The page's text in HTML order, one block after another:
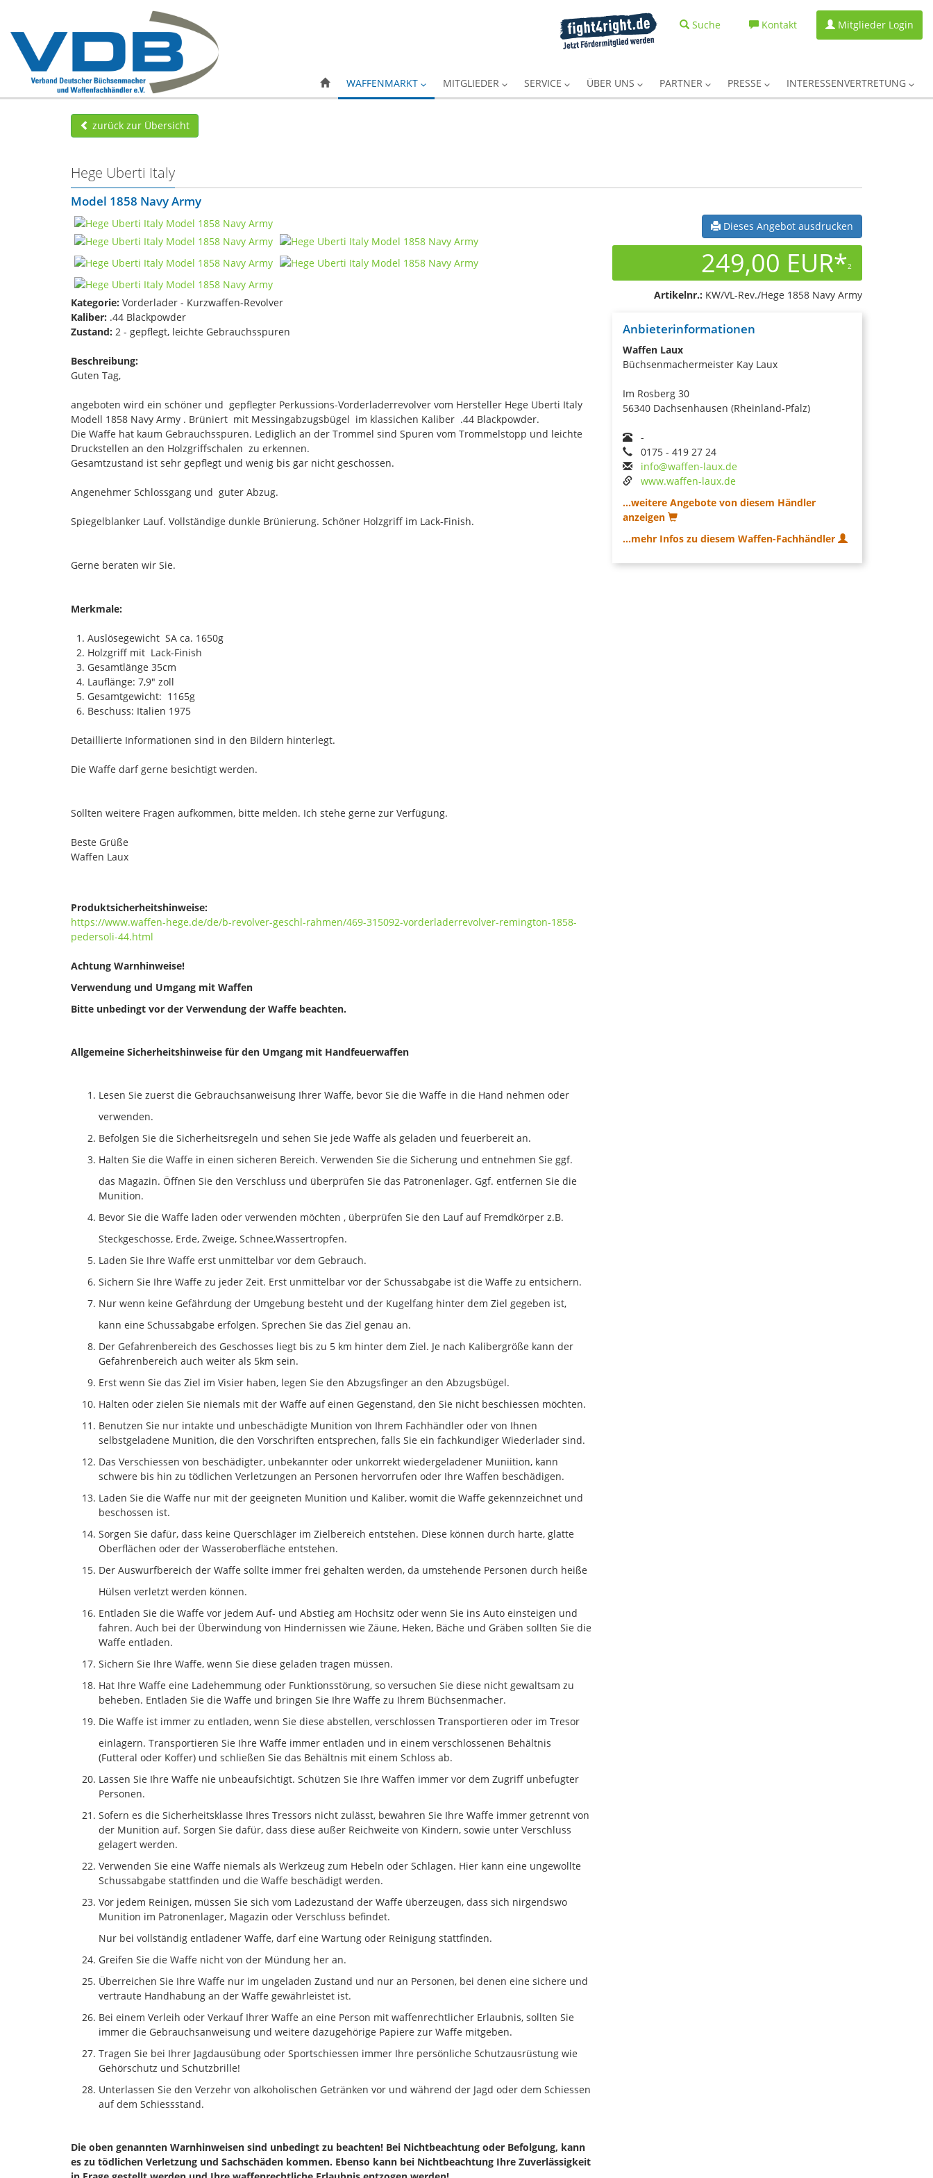
Suche Kontakt Mitglieder Login
WAFFENMARKT MITGLIEDER SERVICE ÜBER UNS PARTNER PRESSE INTERESSENVERTRETUNG
zurück zur Übersicht
Hege Uberti Italy
Model 1858 Navy Army
Kategorie: Vorderlader - Kurzwaffen-Revolver
Kaliber: .44 Blackpowder
Zustand: 2 - gepflegt, leichte Gebrauchsspuren
Beschreibung:
Guten Tag,
angeboten wird ein schöner und gepflegter Perkussions-Vorderladerrevolver vom Hersteller Hege Uberti Italy
Modell 1858 Navy Army . Brüniert mit Messingabzugsbügel im klassichen Kaliber .44 Blackpowder.
Die Waffe hat kaum Gebrauchsspuren. Lediglich an der Trommel sind Spuren vom Trommelstopp und leichte
Druckstellen an den Holzgriffschalen zu erkennen.
Gesamtzustand ist sehr gepflegt und wenig bis gar nicht geschossen.
Angenehmer Schlossgang und guter Abzug.
Spiegelblanker Lauf. Vollständige dunkle Brünierung. Schöner Holzgriff im Lack-Finish.
Gerne beraten wir Sie.
Merkmale:
1. Auslösegewicht SA ca. 1650g
2. Holzgriff mit Lack-Finish
3. Gesamtlänge 35cm
4. Lauflänge: 7,9" zoll
5. Gesamtgewicht: 1165g
6. Beschuss: Italien 1975
Detaillierte Informationen sind in den Bildern hinterlegt.
Die Waffe darf gerne besichtigt werden.
Sollten weitere Fragen aufkommen, bitte melden. Ich stehe gerne zur Verfügung.
Beste Grüße
Waffen Laux
Produktsicherheitshinweise:
https://www.waffen-hege.de/de/b-revolver-geschl-rahmen/469-315092-vorderladerrevolver-remington-1858-
pedersoli-44.html
Achtung Warnhinweise!
Verwendung und Umgang mit Waffen
Bitte unbedingt vor der Verwendung der Waffe beachten.
Allgemeine Sicherheitshinweise für den Umgang mit Handfeuerwaffen
Lesen Sie zuerst die Gebrauchsanweisung Ihrer Waffe, bevor Sie die Waffe in die Hand nehmen oder
verwenden.
Befolgen Sie die Sicherheitsregeln und sehen Sie jede Waffe als geladen und feuerbereit an.
Halten Sie die Waffe in einen sicheren Bereich. Verwenden Sie die Sicherung und entnehmen Sie ggf.
das Magazin. Öffnen Sie den Verschluss und überprüfen Sie das Patronenlager. Ggf. entfernen Sie die
Munition.
Bevor Sie die Waffe laden oder verwenden möchten , überprüfen Sie den Lauf auf Fremdkörper z.B.
Steckgeschosse, Erde, Zweige, Schnee,Wassertropfen.
Laden Sie Ihre Waffe erst unmittelbar vor dem Gebrauch.
Sichern Sie Ihre Waffe zu jeder Zeit. Erst unmittelbar vor der Schussabgabe ist die Waffe zu entsichern.
Nur wenn keine Gefährdung der Umgebung besteht und der Kugelfang hinter dem Ziel gegeben ist,
kann eine Schussabgabe erfolgen. Sprechen Sie das Ziel genau an.
Der Gefahrenbereich des Geschosses liegt bis zu 5 km hinter dem Ziel. Je nach Kalibergröße kann der
Gefahrenbereich auch weiter als 5km sein.
Erst wenn Sie das Ziel im Visier haben, legen Sie den Abzugsfinger an den Abzugsbügel.
Halten oder zielen Sie niemals mit der Waffe auf einen Gegenstand, den Sie nicht beschiessen möchten.
Benutzen Sie nur intakte und unbeschädigte Munition von Ihrem Fachhändler oder von Ihnen
selbstgeladene Munition, die den Vorschriften entsprechen, falls Sie ein fachkundiger Wiederlader sind.
Das Verschiessen von beschädigter, unbekannter oder unkorrekt wiedergeladener Muniition, kann
schwere bis hin zu tödlichen Verletzungen an Personen hervorrufen oder Ihre Waffen beschädigen.
Laden Sie die Waffe nur mit der geeigneten Munition und Kaliber, womit die Waffe gekennzeichnet und
beschossen ist.
Sorgen Sie dafür, dass keine Querschläger im Zielbereich entstehen. Diese können durch harte, glatte
Oberflächen oder der Wasseroberfläche entstehen.
Der Auswurfbereich der Waffe sollte immer frei gehalten werden, da umstehende Personen durch heiße
Hülsen verletzt werden können.
Entladen Sie die Waffe vor jedem Auf- und Abstieg am Hochsitz oder wenn Sie ins Auto einsteigen und
fahren. Auch bei der Überwindung von Hindernissen wie Zäune, Heken, Bäche und Gräben sollten Sie die
Waffe entladen.
Sichern Sie Ihre Waffe, wenn Sie diese geladen tragen müssen.
Hat Ihre Waffe eine Ladehemmung oder Funktionsstörung, so versuchen Sie diese nicht gewaltsam zu
beheben. Entladen Sie die Waffe und bringen Sie Ihre Waffe zu Ihrem Büchsenmacher.
Die Waffe ist immer zu entladen, wenn Sie diese abstellen, verschlossen Transportieren oder im Tresor
einlagern. Transportieren Sie Ihre Waffe immer entladen und in einem verschlossenen Behältnis
(Futteral oder Koffer) und schließen Sie das Behältnis mit einem Schloss ab.
Lassen Sie Ihre Waffe nie unbeaufsichtigt. Schützen Sie Ihre Waffen immer vor dem Zugriff unbefugter
Personen.
Sofern es die Sicherheitsklasse Ihres Tressors nicht zulässt, bewahren Sie Ihre Waffe immer getrennt von
der Munition auf. Sorgen Sie dafür, dass diese außer Reichweite von Kindern, sowie unter Verschluss
gelagert werden.
Verwenden Sie eine Waffe niemals als Werkzeug zum Hebeln oder Schlagen. Hier kann eine ungewollte
Schussabgabe stattfinden und die Waffe beschädigt werden.
Vor jedem Reinigen, müssen Sie sich vom Ladezustand der Waffe überzeugen, dass sich nirgendswo
Munition im Patronenlager, Magazin oder Verschluss befindet.
Nur bei vollständig entladener Waffe, darf eine Wartung oder Reinigung stattfinden.
Greifen Sie die Waffe nicht von der Mündung her an.
Überreichen Sie Ihre Waffe nur im ungeladen Zustand und nur an Personen, bei denen eine sichere und
vertraute Handhabung an der Waffe gewährleistet ist.
Bei einem Verleih oder Verkauf Ihrer Waffe an eine Person mit waffenrechtlicher Erlaubnis, sollten Sie
immer die Gebrauchsanweisung und weitere dazugehörige Papiere zur Waffe mitgeben.
Tragen Sie bei Ihrer Jagdausübung oder Sportschiessen immer Ihre persönliche Schutzausrüstung wie
Gehörschutz und Schutzbrille!
Unterlassen Sie den Verzehr von alkoholischen Getränken vor und während der Jagd oder dem Schiessen
auf dem Schiessstand.
Die oben genannten Warnhinweisen sind unbedingt zu beachten! Bei Nichtbeachtung oder Befolgung, kann
es zu tödlichen Verletzung und Sachschäden kommen. Ebenso kann bei Nichtbeachtung Ihre Zuverlässigkeit
Dieses Angebot ausdrucken
249,00 EUR*2
Artikelnr.: KW/VL-Rev./Hege 1858 Navy Army
Anbieterinformationen
Waffen Laux
Büchsenmachermeister Kay Laux
Im Rosberg 30
56340 Dachsenhausen (Rheinland-Pfalz)
-
0175 - 419 27 24
info@waffen-laux.de
www.waffen-laux.de
...weitere Angebote von diesem Händler
anzeigen
...mehr Infos zu diesem Waffen-Fachhändler